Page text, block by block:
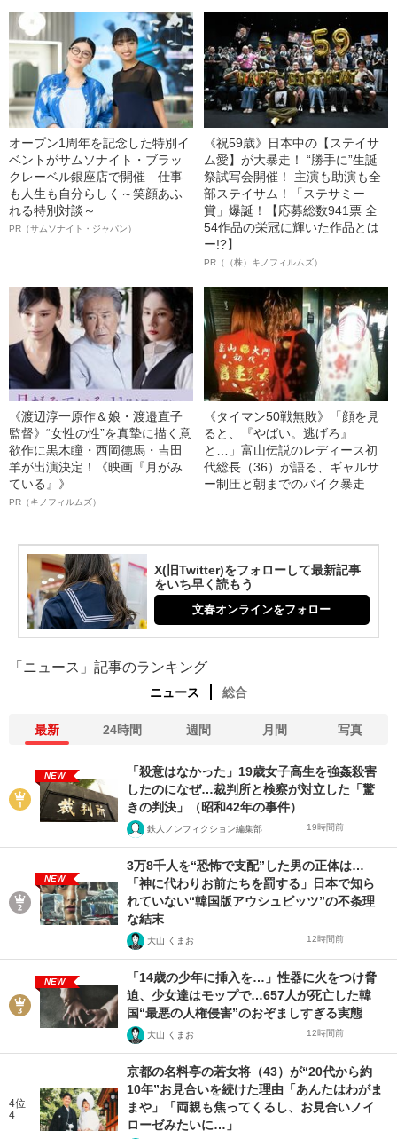
オープン1周年を記念した特別イ
ベントがサムソナイト・ブラッ
クレーベル銀座店で開催 仕事
も人生も自分らしく～笑顔あふ
れる特別対談～
PR（サムソナイト・ジャパン）
《祝59歳》日本中の【ステイサ
ム愛】が大暴走！ “勝手に”生誕
祭試写会開催！ 主演も助演も全
部ステイサム！「ステサミー
賞」爆誕！【応募総数941票 全
54作品の栄冠に輝いた作品とは
ー!?】
PR（（株）キノフィルムズ）
《渡辺淳一原作＆娘・渡邉直子
監督》“女性の性”を真摯に描く意
欲作に黒木瞳・西岡德馬・吉田
羊が出演決定！《映画『月がみ
ている』》
PR（キノフィルムズ）
《タイマン50戦無敗》「顔を見
ると、『やばい。逃げろ』
と…」富山伝説のレディース初
代総長（36）が語る、ギャルサ
ー制圧と朝までのバイク暴走
X(旧Twitter)をフォローして最新記事
をいち早く読もう
文春オンラインをフォロー
「ニュース」記事のランキング
ニュース 総合
最新 24時間 週間 月間 写真
NEW
「殺意はなかった」19歳女子高生を強姦殺害
したのになぜ…裁判所と検察が対立した「驚
きの判決」（昭和42年の事件）
鉄人ノンフィクション編集部 19時間前
NEW
3万8千人を“恐怖で支配”した男の正体は…
「神に代わりお前たちを罰する」日本で知ら
れていない“韓国版アウシュビッツ”の不条理
な結末
大山 くまお 12時間前
NEW
「14歳の少年に挿入を…」性器に火をつけ脅
迫、少女達はモップで…657人が死亡した韓
国“最悪の人権侵害”のおぞましすぎる実態
大山 くまお 12時間前
4位
4
京都の名料亭の若女将（43）が“20代から約
10年”お見合いを続けた理由「あんたはわがま
まや」「両親も焦ってくるし、お見合いノイ
ローゼみたいに…」